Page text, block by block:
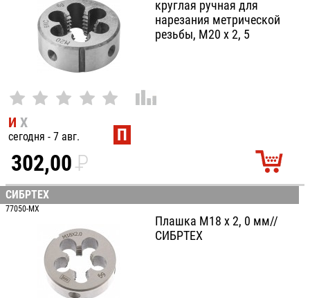
круглая ручная для
нарезания метрической
резьбы, М20 x 2, 5
И Х
сегодня - 7 авг. П
302,00P
УБ.
СИБРТЕХ
77050-MX
Плашка М18 х 2, 0 мм//
СИБРТЕХ